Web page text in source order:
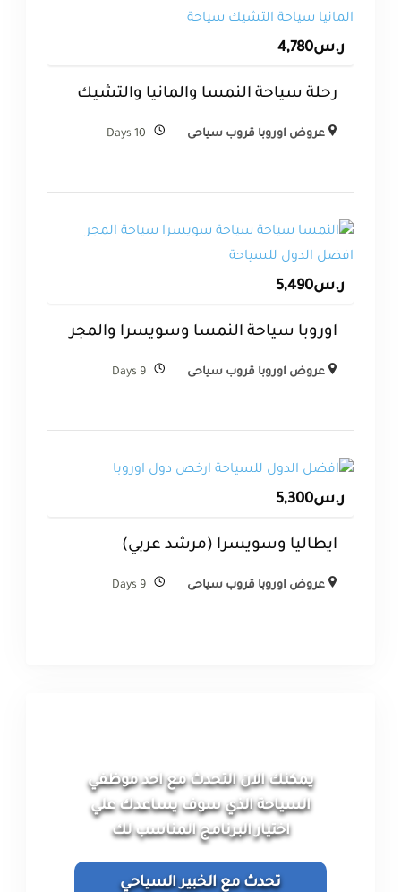
ر.س4,780
رحلة سياحة النمسا والمانيا والتشيك
عروض اوروبا قروب سياحى 10 Days
ر.س5,490
اوروبا سياحة النمسا وسويسرا والمجر
عروض اوروبا قروب سياحى 9 Days
ر.س5,300
ايطاليا وسويسرا (مرشد عربي)
عروض اوروبا قروب سياحى 9 Days
يمكنك الان التحدث مع احد موظفي
السياحة الذي سوف يساعدك علي
اختيار البرنامج المناسب لك
تحدث مع الخبير السياحي